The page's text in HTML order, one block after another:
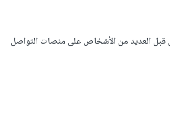
من قبل العديد من الأشخاص على منصات التواصل